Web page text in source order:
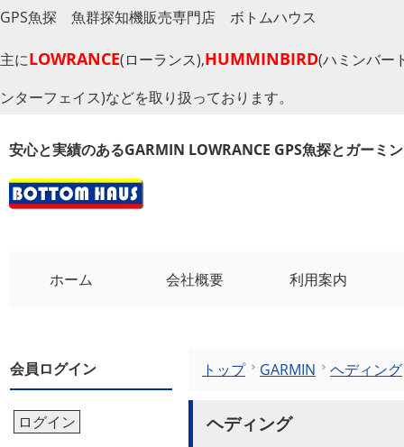
GPS魚探 魚群探知機販売専門店 ボトムハウス
主にLOWRANCE(ローランス),HUMMINBIRD(ハミンバー
ンターフェイス)などを取り扱っております。
安心と実績のあるGARMIN LOWRANCE GPS魚探とガーミ
ホーム 会社概要 利用案内
会員ログイン
ログイン
トップ GARMIN ヘディング
ヘディング